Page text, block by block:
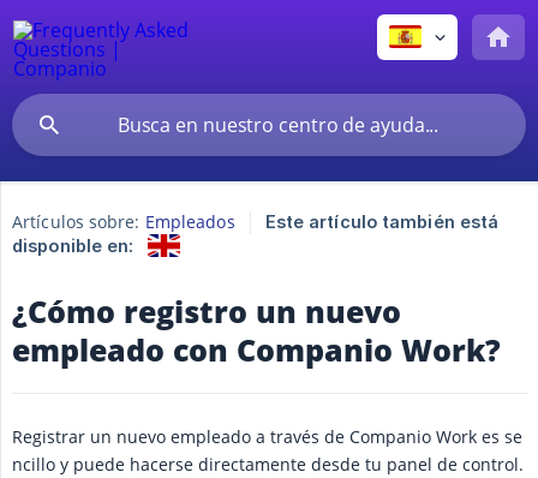
Artículos sobre: Empleados
Este artículo también está
disponible en:
¿Cómo registro un nuevo
empleado con Companio Work?
Registrar un nuevo empleado a través de Companio Work es se
ncillo y puede hacerse directamente desde tu panel de control.